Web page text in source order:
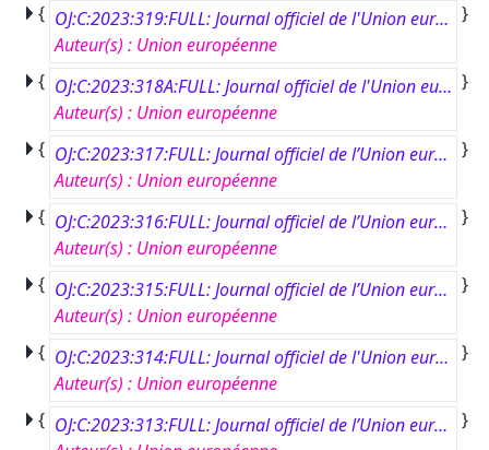
{
OJ:C:2023:319:FULL: Journal officiel de l'Union européenne, C 319, 8 septembre 2023
Auteur(s) : Union européenne
}
{
OJ:C:2023:318A:FULL: Journal officiel de l'Union européenne, CA 318, 8 septembre 2023
Auteur(s) : Union européenne
}
{
OJ:C:2023:317:FULL: Journal officiel de l’Union européenne, C 317, 7 septembre 2023
Auteur(s) : Union européenne
}
{
OJ:C:2023:316:FULL: Journal officiel de l’Union européenne, C 316, 6 septembre 2023
Auteur(s) : Union européenne
}
{
OJ:C:2023:315:FULL: Journal officiel de l’Union européenne, C 315, 5 septembre 2023
Auteur(s) : Union européenne
}
{
OJ:C:2023:314:FULL: Journal officiel de l'Union européenne, C 314, 4 septembre 2023
Auteur(s) : Union européenne
}
{
OJ:C:2023:313:FULL: Journal officiel de l’Union européenne, C 313, 4 septembre 2023
}